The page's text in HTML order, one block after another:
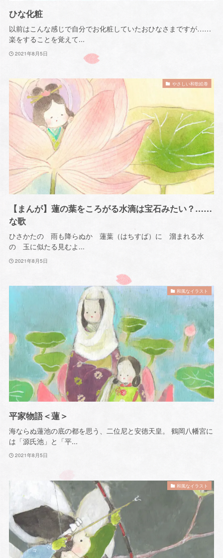
ひな化粧
以前はこんな感じで自分でお化粧していたおひなさまですが……
楽をすることを覚えて...
2021年8月5日
やさしい和歌絵巻
【まんが】蓮の葉をころがる水滴は宝石みたい？……
な歌
ひさかたの 雨も降らぬか 蓮葉（はちすば）に 溜まれる水
の 玉に似たる見むよ...
2021年8月5日
和風なイラスト
平家物語＜蓮＞
海ならぬ蓮池の底の都を思う、二位尼と安徳天皇。 鶴岡八幡宮に
は「源氏池」と「平...
2021年8月5日
和風なイラスト